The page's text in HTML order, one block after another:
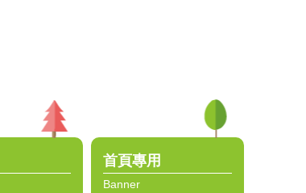
首頁專用
Banner